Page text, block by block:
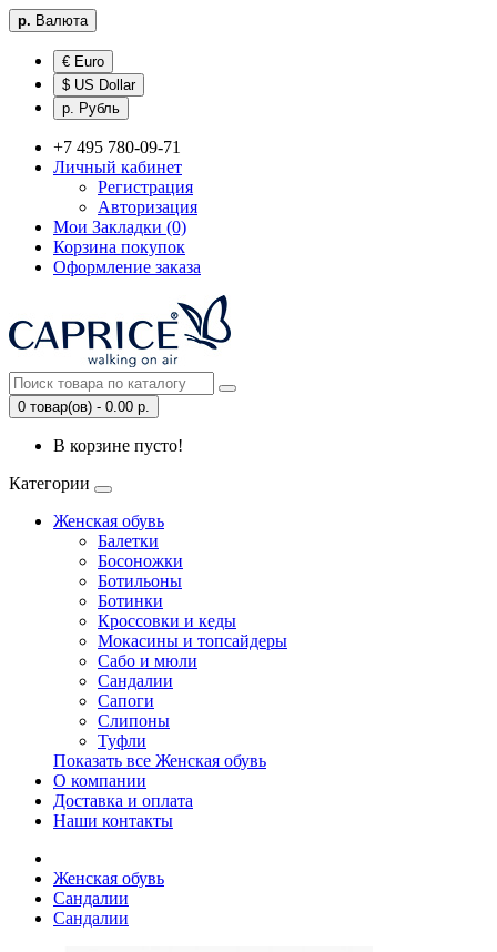
р. Валюта
€ Euro
$ US Dollar
р. Рубль
+7 495 780-09-71
Личный кабинет
Регистрация
Авторизация
Мои Закладки (0)
Корзина покупок
Оформление заказа
0 товар(ов) - 0.00 р.
В корзине пусто!
Категории
Женская обувь
Балетки
Босоножки
Ботильоны
Ботинки
Кроссовки и кеды
Мокасины и топсайдеры
Сабо и мюли
Сандалии
Сапоги
Слипоны
Туфли
Показать все Женская обувь
О компании
Доставка и оплата
Наши контакты
Женская обувь
Сандалии
Сандалии